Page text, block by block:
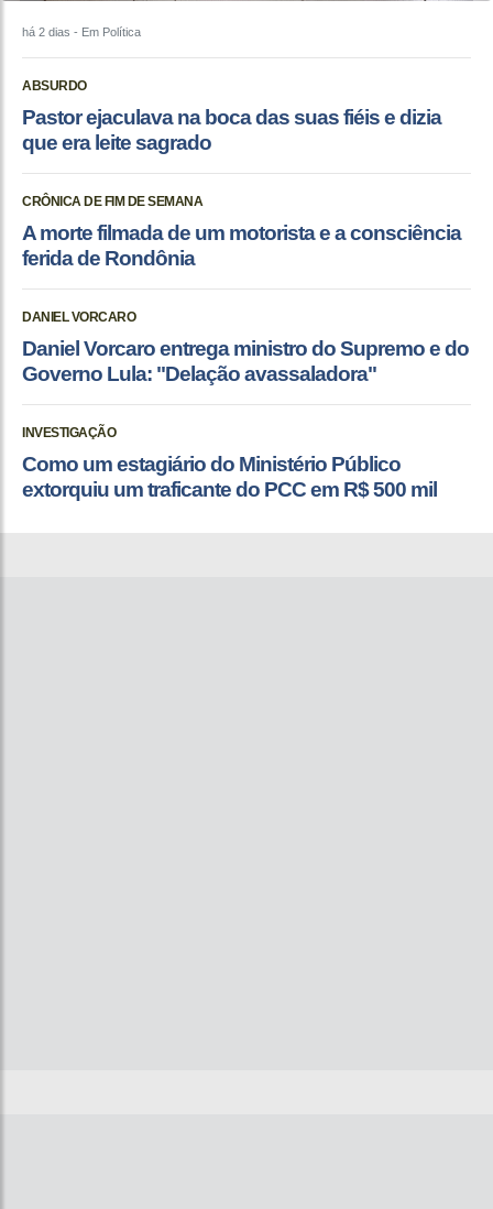
há 2 dias - Em Política
ABSURDO
Pastor ejaculava na boca das suas fiéis e dizia
que era leite sagrado
CRÔNICA DE FIM DE SEMANA
A morte filmada de um motorista e a consciência
ferida de Rondônia
DANIEL VORCARO
Daniel Vorcaro entrega ministro do Supremo e do
Governo Lula: "Delação avassaladora"
INVESTIGAÇÃO
Como um estagiário do Ministério Público
extorquiu um traficante do PCC em R$ 500 mil